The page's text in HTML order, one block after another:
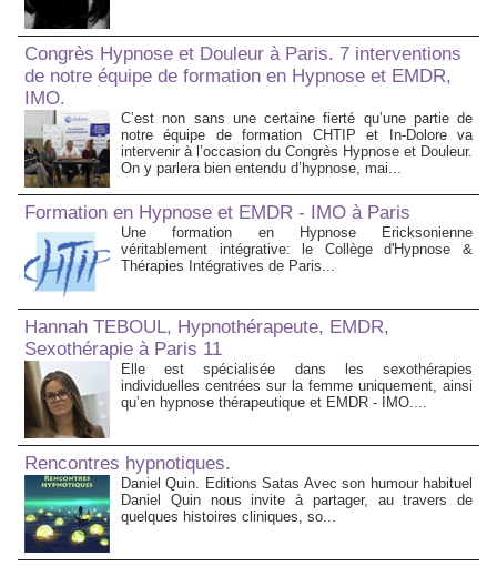
Congrès Hypnose et Douleur à Paris. 7 interventions
de notre équipe de formation en Hypnose et EMDR,
IMO.
C’est non sans une certaine fierté qu’une partie de
notre équipe de formation CHTIP et In-Dolore va
intervenir à l’occasion du Congrès Hypnose et Douleur.
On y parlera bien entendu d’hypnose, mai...
Formation en Hypnose et EMDR - IMO à Paris
Une formation en Hypnose Ericksonienne
véritablement intégrative: le Collège d'Hypnose &
Thérapies Intégratives de Paris...
Hannah TEBOUL, Hypnothérapeute, EMDR,
Sexothérapie à Paris 11
Elle est spécialisée dans les sexothérapies
individuelles centrées sur la femme uniquement, ainsi
qu’en hypnose thérapeutique et EMDR - IMO....
Rencontres hypnotiques.
Daniel Quin. Editions Satas Avec son humour habituel
Daniel Quin nous invite à partager, au travers de
quelques histoires cliniques, so...